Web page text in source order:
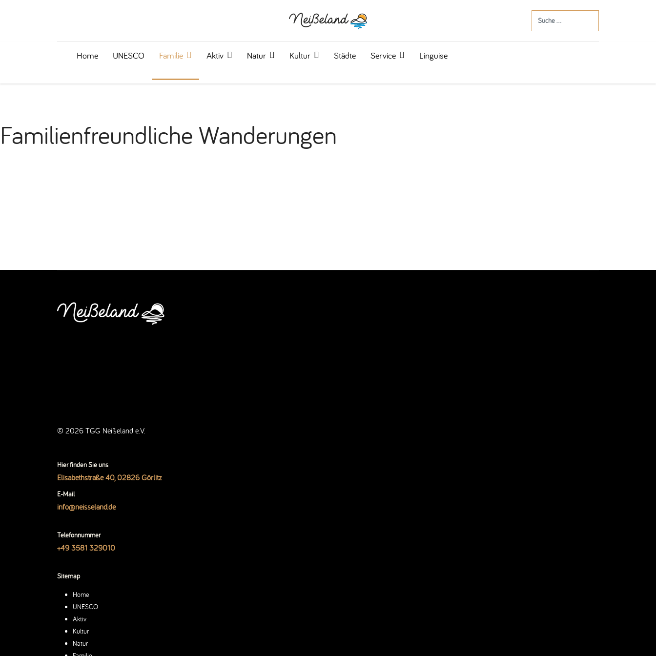
Suchen
Home UNESCO Familie Aktiv Natur Kultur Städte Service Linguise
Familienfreundliche Wanderungen
© 2026 TGG Neißeland e.V.
Hier finden Sie uns
Elisabethstraße 40, 02826 Görlitz
E-Mail
info@neisseland.de
Telefonnummer
+49 3581 329010
Sitemap
Home
UNESCO
Aktiv
Kultur
Natur